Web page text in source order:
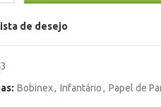
de desejo
Bobinex, Infantário, Papel de